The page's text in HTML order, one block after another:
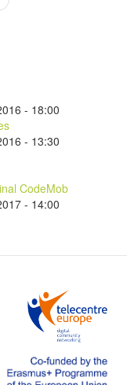
- 18:00
- 13:30
CodeMob
- 14:00